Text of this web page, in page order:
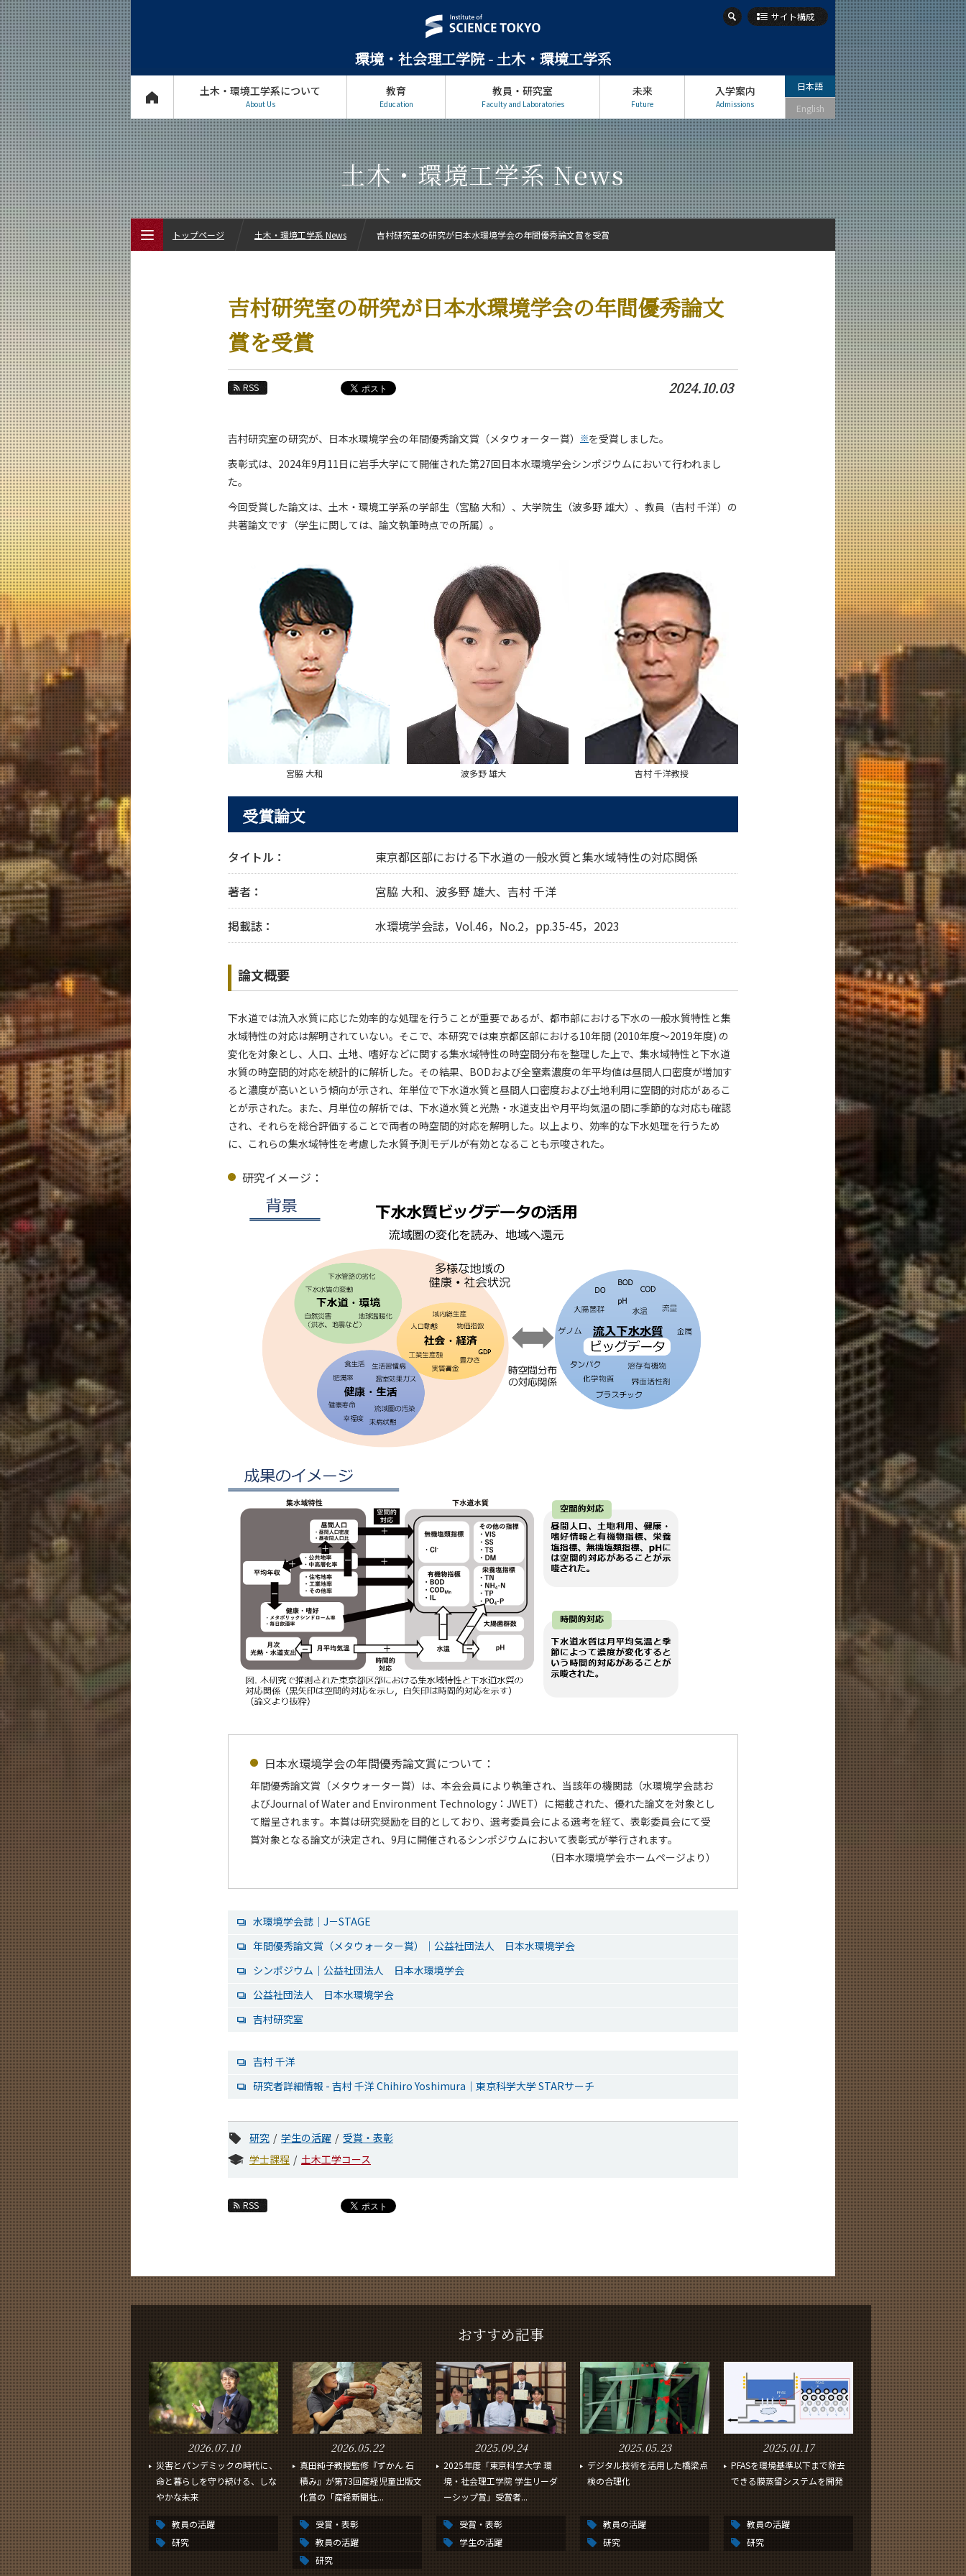
環境・社会理工学院 - 土木・環境工学系
サイト構成
土木・環境工学系について
About Us
教育
Education
教員・研究室
Faculty and Laboratories
未来
Future
入学案内
Admissions
日本語
English
土木・環境工学系 News
吉村研究室の研究が日本水環境学会の年間優秀論文
賞を受賞
RSS 2024.10.03
吉村研究室の研究が、日本水環境学会の年間優秀論文賞（メタウォーター賞） ※を受賞しました。
表彰式は、2024年9月11日に岩手大学にて開催された第27回日本水環境学会シンポジウムにおいて行われまし
た。
今回受賞した論文は、土木・環境工学系の学部生（宮脇 大和）、大学院生（波多野 雄大）、教員（吉村 千洋）の
共著論文です（学生に関しては、論文執筆時点での所属）。
宮脇 大和 波多野 雄大 吉村 千洋教授
受賞論文
タイトル：
東京都区部における下水道の一般水質と集水域特性の対応関係
著者：
宮脇 大和、波多野 雄大、吉村 千洋
掲載誌：
水環境学会誌，Vol.46，No.2，pp.35-45，2023
論文概要
下水道では流入水質に応じた効率的な処理を行うことが重要であるが、都市部における下水の一般水質特性と集
水域特性の対応は解明されていない。そこで、本研究では東京都区部における10年間 (2010年度～2019年度) の
変化を対象とし、人口、土地、嗜好などに関する集水域特性の時空間分布を整理した上で、集水域特性と下水道
水質の時空間的対応を統計的に解析した。その結果、BODおよび全窒素濃度の年平均値は昼間人口密度が増加す
ると濃度が高いという傾向が示され、年単位で下水道水質と昼間人口密度および土地利用に空間的対応があるこ
とが示された。また、月単位の解析では、下水道水質と光熱・水道支出や月平均気温の間に季節的な対応も確認
され、それらを総合評価することで両者の時空間的対応を解明した。以上より、効率的な下水処理を行うため
に、これらの集水域特性を考慮した水質予測モデルが有効となることも示唆された。
研究イメージ：
日本水環境学会の年間優秀論文賞について：
年間優秀論文賞（メタウォーター賞）は、本会会員により執筆され、当該年の機関誌（水環境学会誌お
よびJournal of Water and Environment Technology：JWET）に掲載された、優れた論文を対象とし
て贈呈されます。本賞は研究奨励を目的としており、選考委員会による選考を経て、表彰委員会にて受
賞対象となる論文が決定され、9月に開催されるシンポジウムにおいて表彰式が挙行されます。
（日本水環境学会ホームページより）
水環境学会誌｜J－STAGE
年間優秀論文賞（メタウォーター賞）｜公益社団法人 日本水環境学会
シンポジウム｜公益社団法人 日本水環境学会
公益社団法人 日本水環境学会
吉村研究室
吉村 千洋
研究者詳細情報 - 吉村 千洋 Chihiro Yoshimura｜東京科学大学 STARサーチ
研究 学生の活躍
受賞・表彰
学士課程
土木工学コース
RSS
おすすめ記事
2026.07.10
災害とパンデミックの時代に、
命と暮らしを守り続ける、しな
やかな未来
教員の活躍
研究
2026.05.22
真田純子教授監修『ずかん 石
積み』が第73回産経児童出版文
化賞の「産経新聞社...
受賞・表彰
教員の活躍
研究
2025.09.24
2025年度「東京科学大学 環
境・社会理工学院 学生リーダ
ーシップ賞」受賞者...
受賞・表彰
学生の活躍
2025.05.23
デジタル技術を活用した橋梁点
検の合理化
教員の活躍
研究
2025.01.17
PFASを環境基準以下まで除去
できる膜蒸留システムを開発
教員の活躍
研究
トップページ 土木・環境工学系 News 吉村研究室の研究が日本水環境学会の年間優秀論文賞を受賞
土木・環境工学系について
土木・環境工学系 News